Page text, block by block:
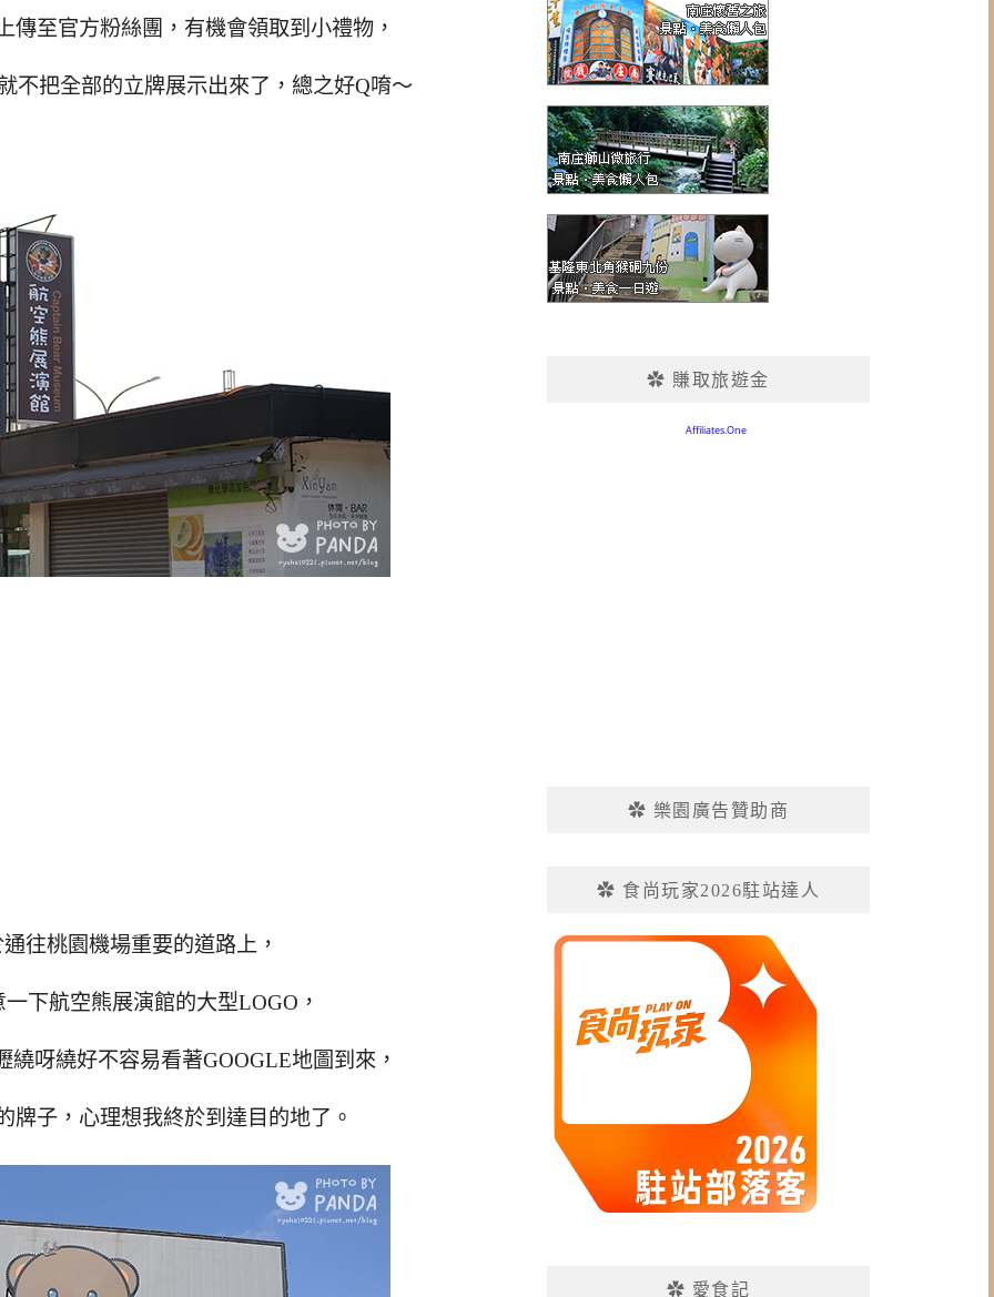
傳至官方粉絲團，有機會領取到小禮物，
不把全部的立牌展示出來了，總之好Q唷～
往桃園機場重要的道路上，
下航空熊展演館的大型LOGO，
呀繞好不容易看著GOOGLE地圖到來，
牌子，心理想我終於到達目的地了。
✿ 賺取旅遊金
✿ 樂園廣告贊助商
✿ 食尚玩家2026駐站達人
✿ 愛食記